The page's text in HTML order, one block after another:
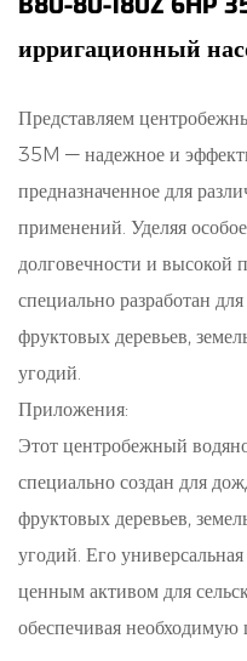
ирригационный
Представляем
35M — надежное и
предназначенное для
применений. Уделяя
долговечности и высокой
специально разработан
фруктовых деревьев,
угодий.
Приложения:
Этот центробежный
специально создан для
фруктовых деревьев,
угодий. Его
ценным активом для
обеспечивая